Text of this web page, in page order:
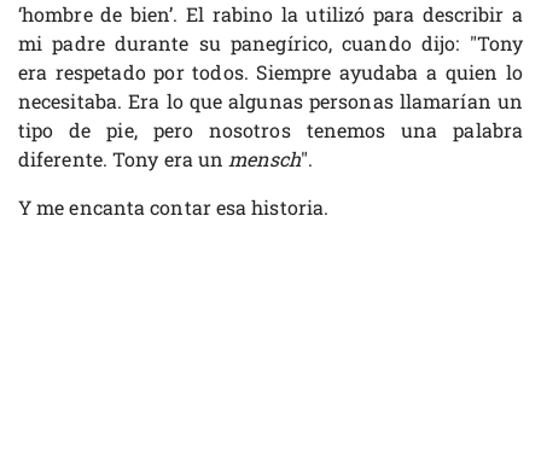
‘hombre de bien’. El rabino la utilizó para describir a
mi padre durante su panegírico, cuando dijo: "Tony
era respetado por todos. Siempre ayudaba a quien lo
necesitaba. Era lo que algunas personas llamarían un
tipo de pie, pero nosotros tenemos una palabra
diferente. Tony era unmensch".
Y me encanta contar esa historia.